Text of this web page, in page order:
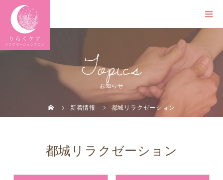
Topics
お知らせ
新着情報 都城リラクゼーション
都城リラクゼーション